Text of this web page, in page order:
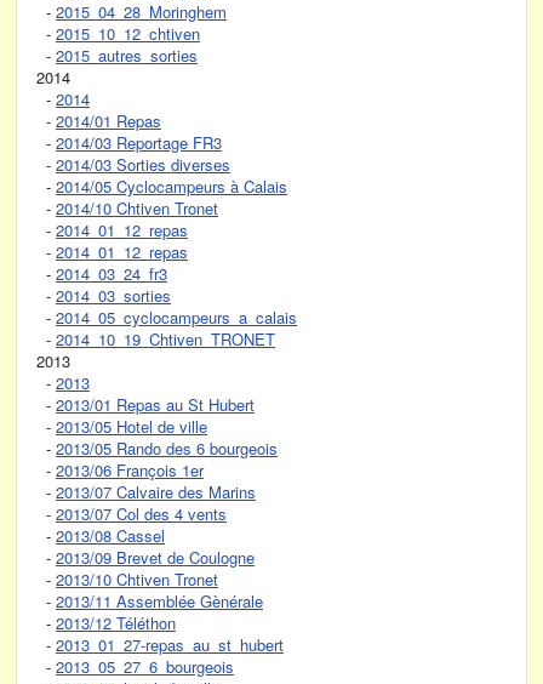
- 2015_04_28_Moringhem
- 2015_10_12_chtiven
- 2015_autres_sorties
2014
- 2014
- 2014/01 Repas
- 2014/03 Reportage FR3
- 2014/03 Sorties diverses
- 2014/05 Cyclocampeurs à Calais
- 2014/10 Chtiven Tronet
- 2014_01_12_repas
- 2014_01_12_repas
- 2014_03_24_fr3
- 2014_03_sorties
- 2014_05_cyclocampeurs_a_calais
- 2014_10_19_Chtiven_TRONET
2013
- 2013
- 2013/01 Repas au St Hubert
- 2013/05 Hotel de ville
- 2013/05 Rando des 6 bourgeois
- 2013/06 François 1er
- 2013/07 Calvaire des Marins
- 2013/07 Col des 4 vents
- 2013/08 Cassel
- 2013/09 Brevet de Coulogne
- 2013/10 Chtiven Tronet
- 2013/11 Assemblée Gènérale
- 2013/12 Téléthon
- 2013_01_27-repas_au_st_hubert
- 2013_05_27_6_bourgeois